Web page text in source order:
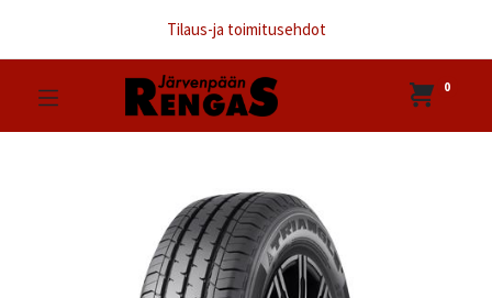
Tilaus-ja toimitusehdot
0